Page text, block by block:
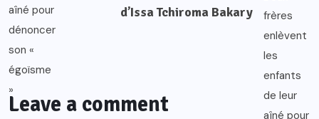
d’Issa Tchiroma Bakary
Leave a comment